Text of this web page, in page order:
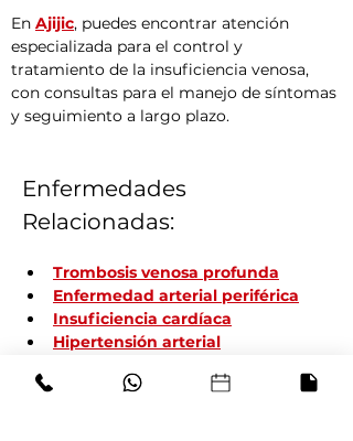
En Ajijic, puedes encontrar atención
especializada para el control y
tratamiento de la insuficiencia venosa,
con consultas para el manejo de síntomas
y seguimiento a largo plazo.
Enfermedades
Relacionadas:
Trombosis venosa profunda
Enfermedad arterial periférica
Insuficiencia cardíaca
Hipertensión arterial